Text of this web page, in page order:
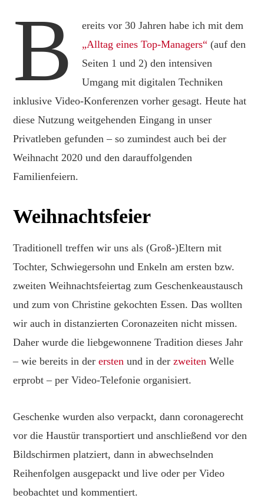
B
ereits vor 30 Jahren habe ich mit dem
„Alltag eines Top-Managers“(auf den
Seiten 1 und 2) den intensiven
Umgang mit digitalen Techniken
inklusive Video-Konferenzen vorher gesagt. Heute hat
diese Nutzung weitgehenden Eingang in unser
Privatleben gefunden – so zumindest auch bei der
Weihnacht 2020 und den darauffolgenden
Familienfeiern.
Weihnachtsfeier
Traditionell treffen wir uns als (Groß-)Eltern mit
Tochter, Schwiegersohn und Enkeln am ersten bzw.
zweiten Weihnachtsfeiertag zum Geschenkeaustausch
und zum von Christine gekochten Essen. Das wollten
wir auch in distanzierten Coronazeiten nicht missen.
Daher wurde die liebgewonnene Tradition dieses Jahr
– wie bereits in derersten und in derzweiten Welle
erprobt – per Video-Telefonie organisiert.
Geschenke wurden also verpackt, dann coronagerecht
vor die Haustür transportiert und anschließend vor den
Bildschirmen platziert, dann in abwechselnden
Reihenfolgen ausgepackt und live oder per Video
beobachtet und kommentiert.